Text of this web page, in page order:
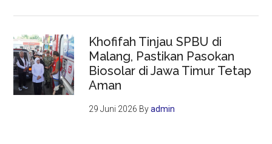
Khofifah Tinjau SPBU di
Malang, Pastikan Pasokan
Biosolar di Jawa Timur Tetap
Aman
29 Juni 2026 Byadmin